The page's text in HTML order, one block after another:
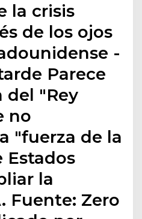
la crisis
de los ojos
-
Parece
del "Rey
no
"fuerza de la
Estados
la
Fuente: Zero